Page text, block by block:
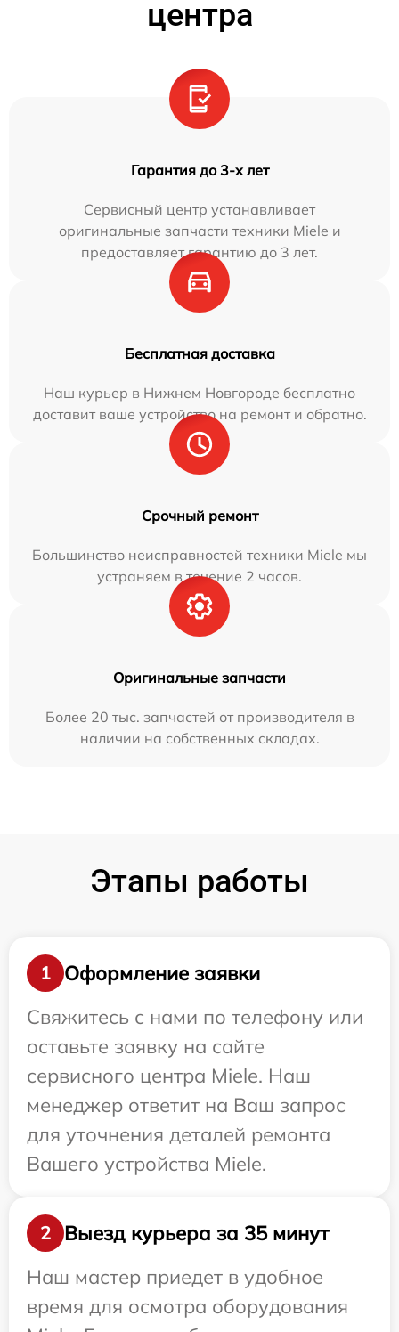
центра
Гарантия до 3-х лет
Сервисный центр устанавливает
оригинальные запчасти техники Miele и
предоставляет гарантию до 3 лет.
Бесплатная доставка
Наш курьер в Нижнем Новгороде бесплатно
доставит ваше устройство на ремонт и обратно.
Срочный ремонт
Большинство неисправностей техники Miele мы
устраняем в течение 2 часов.
Оригинальные запчасти
Более 20 тыс. запчастей от производителя в
наличии на собственных складах.
Этапы работы
1
Оформление заявки
Свяжитесь с нами по телефону или
оставьте заявку на сайте
сервисного центра Miele. Наш
менеджер ответит на Ваш запрос
для уточнения деталей ремонта
Вашего устройства Miele.
2
Выезд курьера за 35 минут
Наш мастер приедет в удобное
время для осмотра оборудования